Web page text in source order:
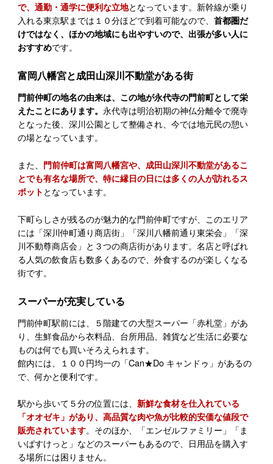
で、通勤・通学に便利な立地となっています。新幹線が乗り
入れる東京駅までは１０分ほどで到着可能なので、 首都圏だ
けではなく、ほかの地域にも出やすいので、出張が多い人に
おすすめです。
富岡八幡宮と成田山深川不動堂がある街
門前仲町の地名の由来は、この地が永代寺の門前町として栄
えたことにあります。 永代寺は明治初期の神仏分離令で廃寺
となった後、深川公園として整備され、今では地元民の憩い
の場となっています。
また、 門前仲町は富岡八幡宮や、成田山深川不動堂があるこ
とでも有名な場所で、特に縁日の日には多くの人が訪れるス
ポット となっています。
下町らしさが残るのが魅力的な門前仲町ですが、このエリア
には「深川仲町通り商店街」「深川八幡前通り東栄会」「深
川不動尊商店会」と３つの商店街があります。名店と呼ばれ
る人気の飲食店も数多くあるので、外食するのが楽しくなる
街です。
スーパーが充実している
門前仲町駅前には、５階建ての大型スーパー「赤札堂」があ
り、生鮮食品から衣料品、台所用品、雑貨など生活に必要な
ものは何でも買いそろえられます。
館内には、１００円均一の「Can★Do キャンドゥ」があるの
で、何かと便利です。
駅から歩いて５分の位置には、 新鮮な食材を仕入れている
「オオゼキ」があり、高品質な肉や魚が比較的安価な値段で
販売されています。そのほか、「エンゼルファミリー」「ま
いばすけっと」などのスーパーもあるので、日用品を購入す
る場所には困りません。